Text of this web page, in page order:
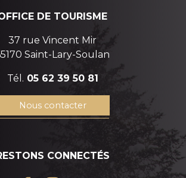
DE TOURISME
37 rue Vincent Mir
Saint-Lary-Soulan
Tél. 05 62 39 50 81
Nous contacter
CONNECTÉS